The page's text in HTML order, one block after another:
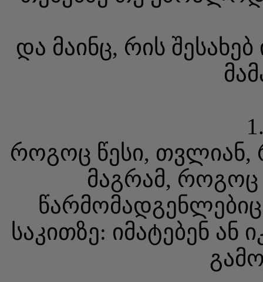
და მაინც, რის
როგოც წესი, თვლიან,
მაგრამ, როგოც
წარმომადგენლებიც
საკითზე: იმატებენ ან